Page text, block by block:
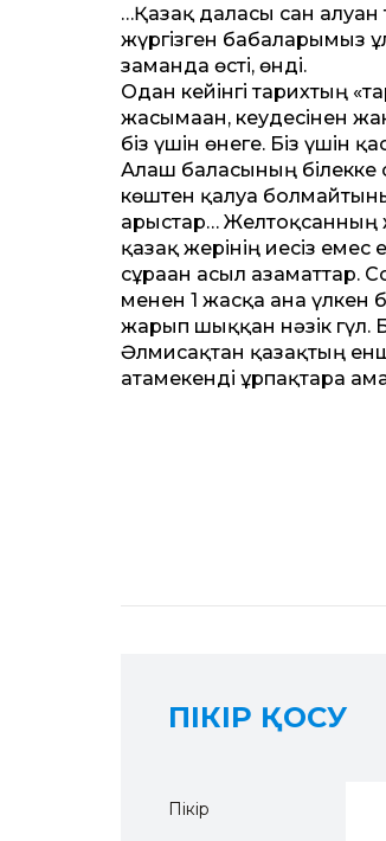
…Қазақ даласы сан алуан
жүргізген бабаларымыз
заманда өсті, өнді.
Одан кейінгі тарихтың
жасымаған, кеудесінен
біз үшін өнеге. Біз үшін
Алаш баласының білекке
көштен қалуға
арыстар… Желтоқсанның
қазақ жерінің иесіз
сұраған асыл азаматтар.
менен 1 жасқа ғана
жарып шыққан нәзік гүл.
Әлмисақтан қазақтың
атамекенді ұрпақтарға
ПІКІР ҚОСУ
Пікір